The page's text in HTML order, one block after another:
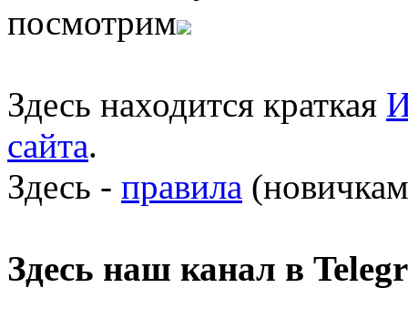
посмотрим
Здесь находится краткая
сайта.
Здесь - правила
Здесь наш канал в